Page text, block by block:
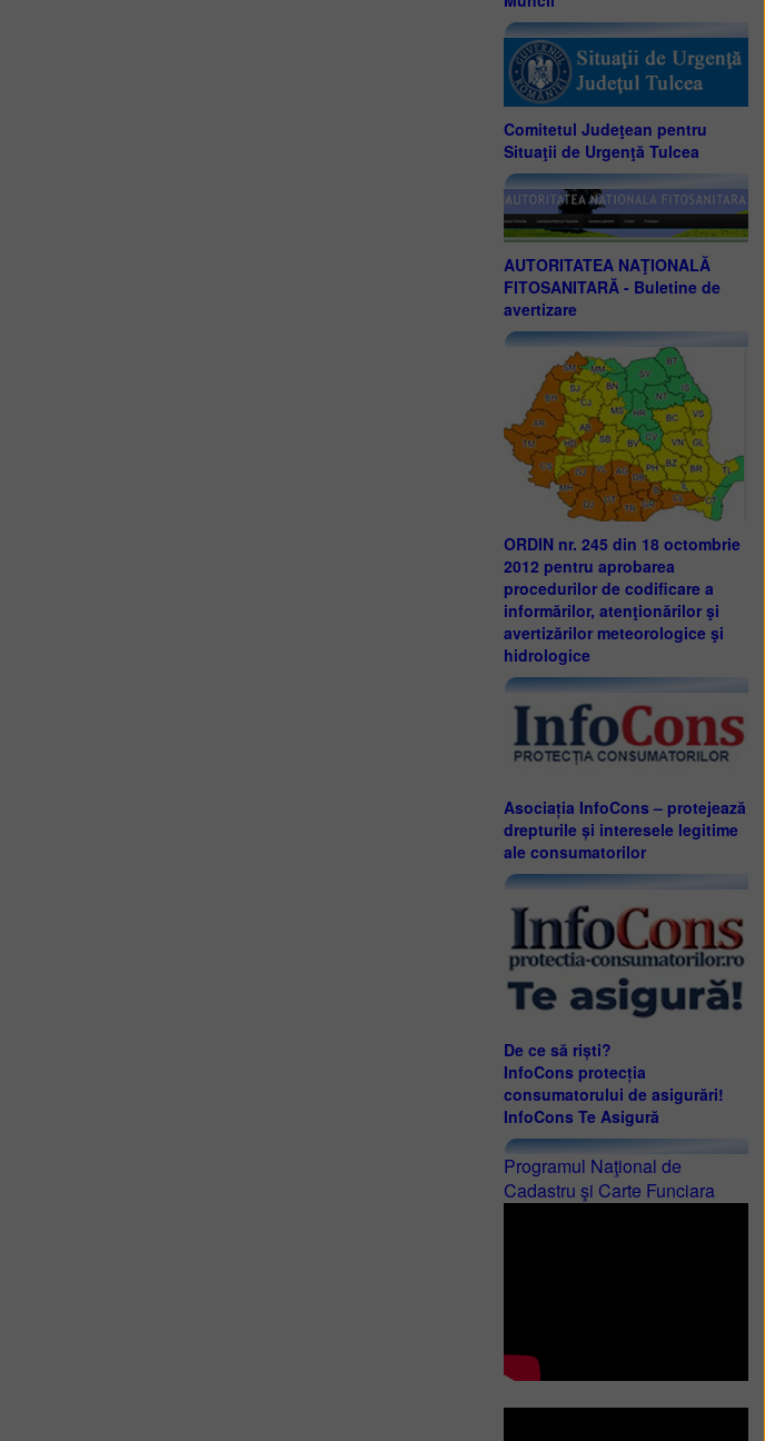
Comitetul Judeţean pentru
Situaţii de Urgenţă Tulcea
AUTORITATEA NAŢIONALĂ
FITOSANITARĂ - Buletine de
avertizare
ORDIN nr. 245 din 18 octombrie
2012 pentru aprobarea
procedurilor de codificare a
informărilor, atenţionărilor şi
avertizărilor meteorologice şi
hidrologice
Asociația InfoCons – protejează
drepturile și interesele legitime
ale consumatorilor
De ce să riști?
InfoCons protecția
consumatorului de asigurări!
InfoCons Te Asigură
Programul Naţional de
Cadastru şi Carte Funciara